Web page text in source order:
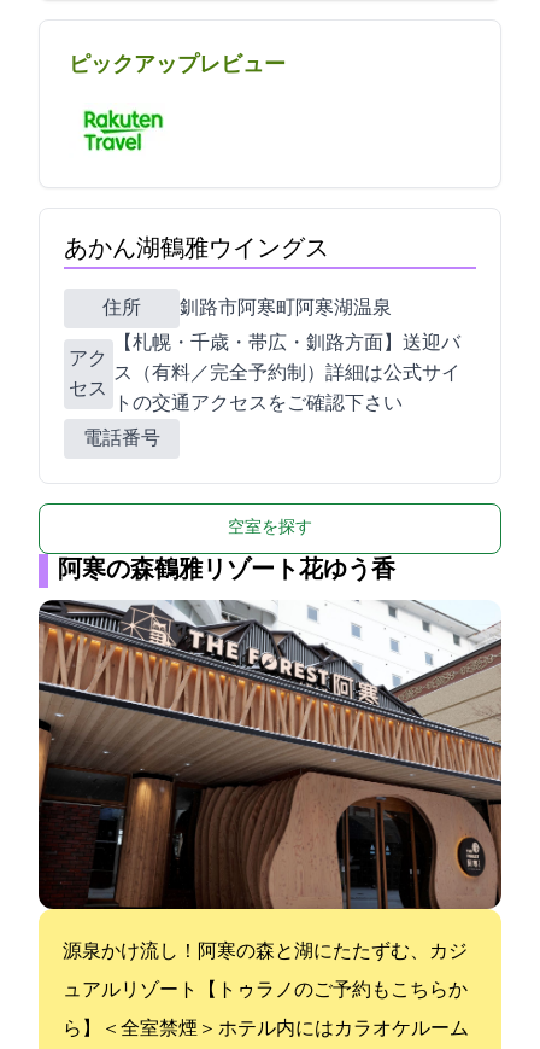
ピックアップレビュー
あかん湖鶴雅ウイングス
住所 釧路市阿寒町阿寒湖温泉4-6-10
アク
セス
【札幌・千歳・帯広・釧路方面】送迎バ
ス（有料／完全予約制）詳細は公式サイ
トの交通アクセスをご確認下さい
電話番号
空室を探す
阿寒の森鶴雅リゾート花ゆう香
源泉かけ流し！阿寒の森と湖にたたずむ、カジ
ュアルリゾート【トゥラノのご予約もこちらか
ら】＜全室禁煙＞ ホテル内にはカラオケルーム